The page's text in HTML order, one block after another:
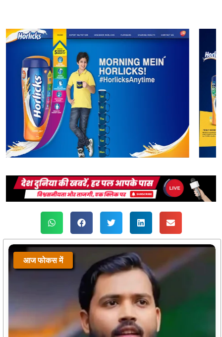
आज फोकस में